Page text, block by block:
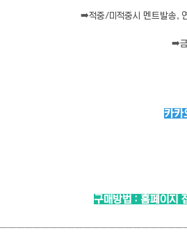
➡️적중/미적중시 멘트발송,
➡️
카카
구매방법 : 홈페이지